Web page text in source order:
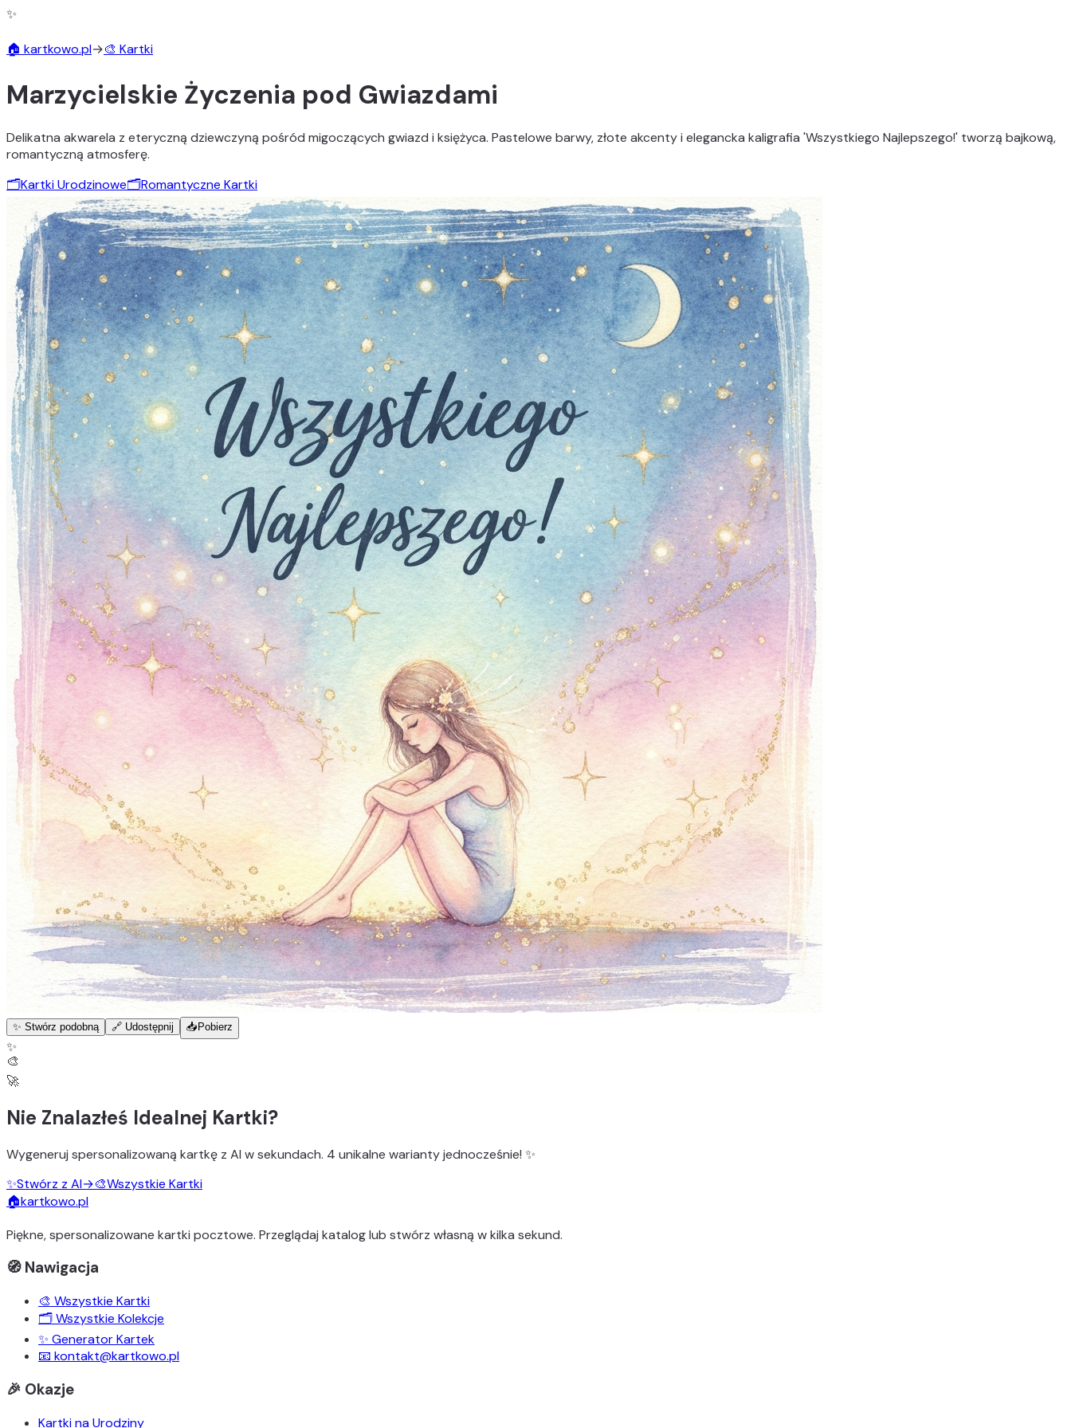
✨
🏠 kartkowo.pl→🎨 Kartki
Marzycielskie Życzenia pod Gwiazdami
Delikatna akwarela z eteryczną dziewczyną pośród migoczących gwiazd i księżyca. Pastelowe barwy, złote akcenty i elegancka kaligrafia 'Wszystkiego Najlepszego!' tworzą bajkową,
romantyczną atmosferę.
🗂️Kartki Urodzinowe🗂️Romantyczne Kartki
✨ Stwórz podobną 🔗 Udostępnij 📥 Pobierz
✨
🎨
🚀
Nie Znalazłeś Idealnej Kartki?
Wygeneruj spersonalizowaną kartkę z AI w sekundach. 4 unikalne wariantyjednocześnie! ✨
✨Stwórz z AI→🎨Wszystkie Kartki
🏠kartkowo.pl
Piękne, spersonalizowane kartki pocztowe. Przeglądaj katalog lub stwórz własną w kilka sekund.
🧭 Nawigacja
🎨 Wszystkie Kartki
🗂️ Wszystkie Kolekcje
✨ Generator Kartek
📧 kontakt@kartkowo.pl
🎉 Okazje
Kartki na Urodziny